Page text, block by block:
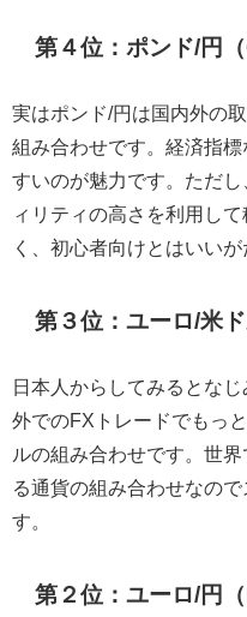
第４位：ポンド/円
実はポンド/円は国内外の
組み合わせです。経済指
すいのが魅力です。ただ
ィリティの高さを利用し
く、初心者向けとはいい
第３位：ユーロ/米
日本人からしてみるとな
外でのFXトレードでもっ
ルの組み合わせです。世
る通貨の組み合わせなの
す。
第２位：ユーロ/円